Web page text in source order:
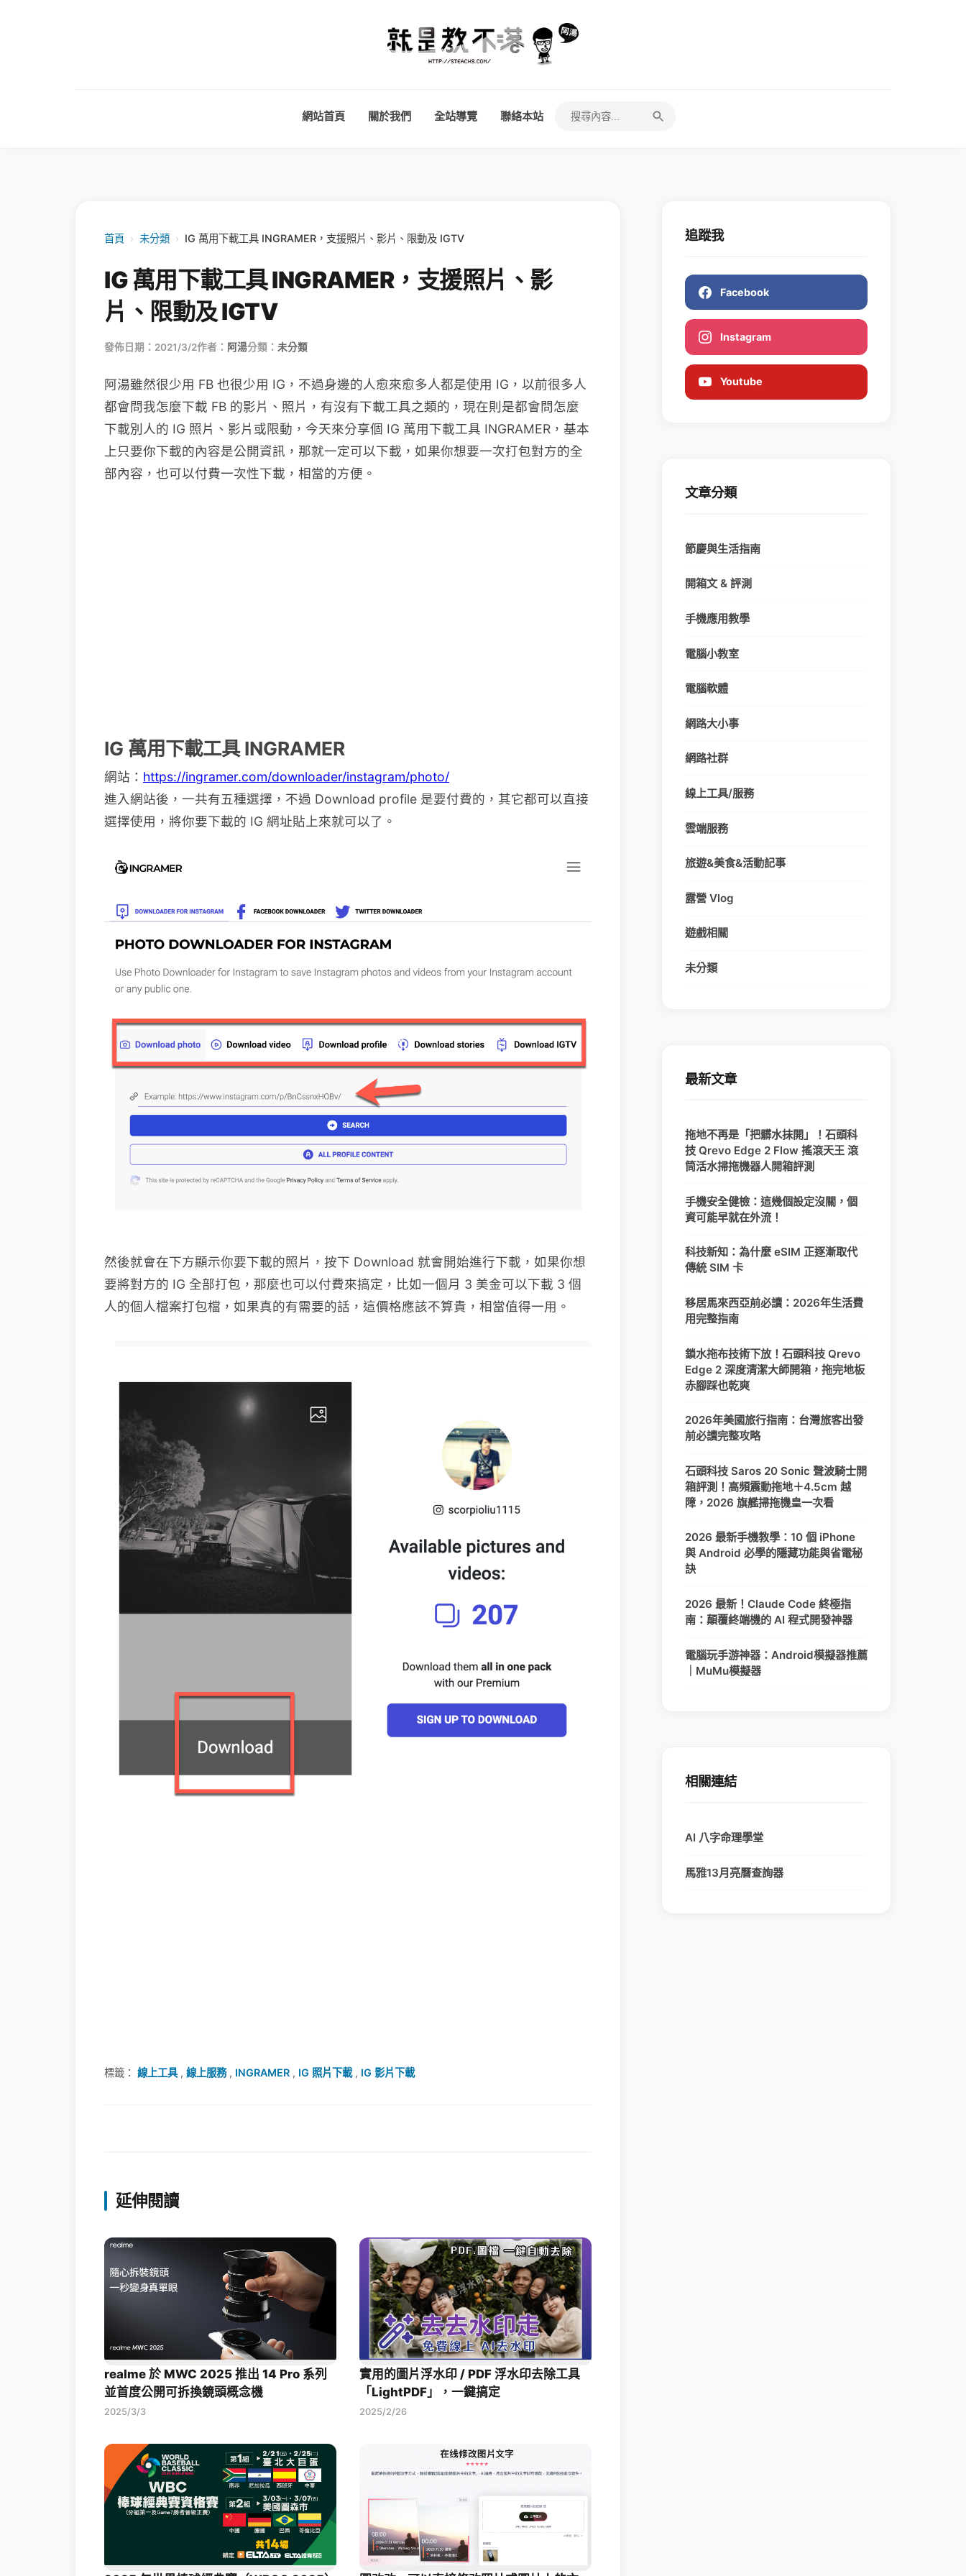
網站首頁 關於我們 全站導覽 聯絡本站
首頁 › 未分類 › IG 萬用下載工具 INGRAMER，支援照片、影片、限動及 IGTV
IG 萬用下載工具 INGRAMER，支援照片、影
片、限動及 IGTV
發佈日期：2021/3/2作者： 阿湯分類： 未分類
阿湯雖然很少用 FB 也很少用 IG，不過身邊的人愈來愈多人都是使用 IG，以前很多人
都會問我怎麼下載 FB 的影片、照片，有沒有下載工具之類的，現在則是都會問怎麼
下載別人的 IG 照片、影片或限動，今天來分享個 IG 萬用下載工具 INGRAMER，基本
上只要你下載的內容是公開資訊，那就一定可以下載，如果你想要一次打包對方的全
部內容，也可以付費一次性下載，相當的方便。
IG 萬用下載工具 INGRAMER
網站： https://ingramer.com/downloader/instagram/photo/
進入網站後，一共有五種選擇，不過 Download profile 是要付費的，其它都可以直接
選擇使用，將你要下載的 IG 網址貼上來就可以了。
然後就會在下方顯示你要下載的照片，按下 Download 就會開始進行下載，如果你想
要將對方的 IG 全部打包，那麼也可以付費來搞定，比如一個月 3 美金可以下載 3 個
人的個人檔案打包檔，如果真的有需要的話，這價格應該不算貴，相當值得一用。
標籤： 線上工具, 線上服務, INGRAMER , IG 照片下載, IG 影片下載
延伸閱讀
realme 於 MWC 2025 推出 14 Pro 系列
並首度公開可拆換鏡頭概念機
2025/3/3
實用的圖片浮水印 / PDF 浮水印去除工具
「LightPDF」，一鍵搞定
2025/2/26
追蹤我
Facebook
Instagram
Youtube
文章分類
節慶與生活指南
開箱文 & 評測
手機應用教學
電腦小教室
電腦軟體
網路大小事
網路社群
線上工具/服務
雲端服務
旅遊&美食&活動記事
露營 Vlog
遊戲相關
未分類
最新文章
拖地不再是「把髒水抹開」！石頭科
技 Qrevo Edge 2 Flow 搖滾天王 滾
筒活水掃拖機器人開箱評測
手機安全健檢：這幾個設定沒關，個
資可能早就在外流！
科技新知：為什麼 eSIM 正逐漸取代
傳統 SIM 卡
移居馬來西亞前必讀：2026年生活費
用完整指南
鎖水拖布技術下放！石頭科技 Qrevo
Edge 2 深度清潔大師開箱，拖完地板
赤腳踩也乾爽
2026年美國旅行指南：台灣旅客出發
前必讀完整攻略
石頭科技 Saros 20 Sonic 聲波騎士開
箱評測！高頻震動拖地＋4.5cm 越
障，2026 旗艦掃拖機皇一次看
2026 最新手機教學：10 個 iPhone
與 Android 必學的隱藏功能與省電秘
訣
2026 最新！Claude Code 終極指
南：顛覆終端機的 AI 程式開發神器
電腦玩手游神器：Android模擬器推薦
｜MuMu模擬器
相關連結
AI 八字命理學堂
馬雅13月亮曆查詢器